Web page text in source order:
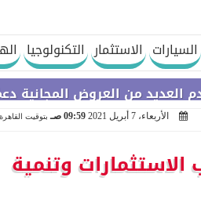
السيارات الاستثمار التكنولوجيا
من العروض المجانية دعمًا
الأربعاء، 7 أبريل 2021 09:59 صـ بتوقيت القاهرة
وتنمية